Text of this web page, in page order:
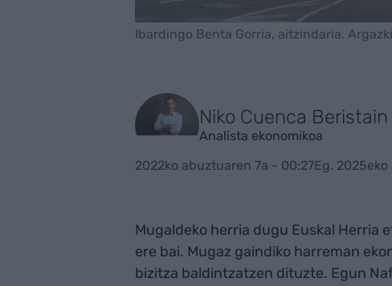
Ibardingo Benta Gorria, aitzindaria.
Niko Cuenca Beristain
Analista ekonomikoa
2022ko abuztuaren 7a - 00:27Eg.
Mugaldeko herria dugu Euskal Herria
ere bai. Mugaz gaindiko harreman
bizitza baldintzatzen dituzte. Egun